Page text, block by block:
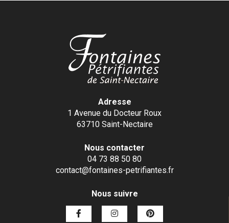
Adresse
1 Avenue du Docteur Roux
63710 Saint-Nectaire
Nous contacter
04 73 88 50 80
contact@fontaines-petrifiantes.fr
Nous suivre